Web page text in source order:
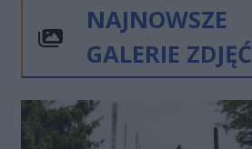
NAJNOWSZE
GALERIE ZDJĘĆ